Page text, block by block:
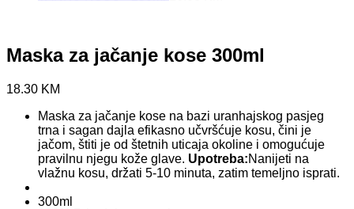
Maska za jačanje kose 300ml
18.30 KM
Maska za jačanje kose na bazi uranhajskog pasjeg
trna i sagan dajla efikasno učvršćuje kosu, čini je
jačom, štiti je od štetnih uticaja okoline i omogućuje
pravilnu njegu kože glave. Upotreba:Nanijeti na
vlažnu kosu, držati 5-10 minuta, zatim temeljno isprati.
300ml